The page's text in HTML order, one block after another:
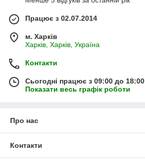
Працює з 02.07.2014
м. Харків
Харків, Харків, Україна
Контакти
Сьогодні працює з 09:00 до 18:00
Показати весь графік роботи
Про нас
Контакти